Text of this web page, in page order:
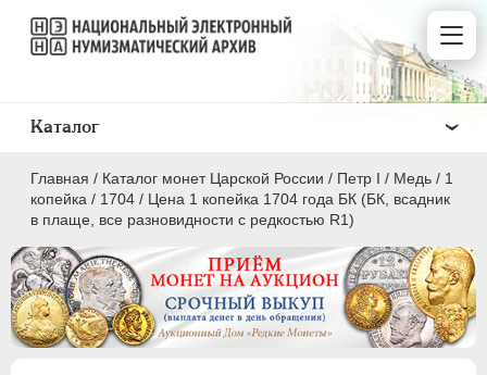
Главная / Каталог монет Царской России / Пeтр I / Медь / 1
копейка / 1704 / Цена 1 копейка 1704 года БК (БК, всадник
в плаще, все разновидности с редкостью R1)
Каталог
ПEТР I 1699 - 1725